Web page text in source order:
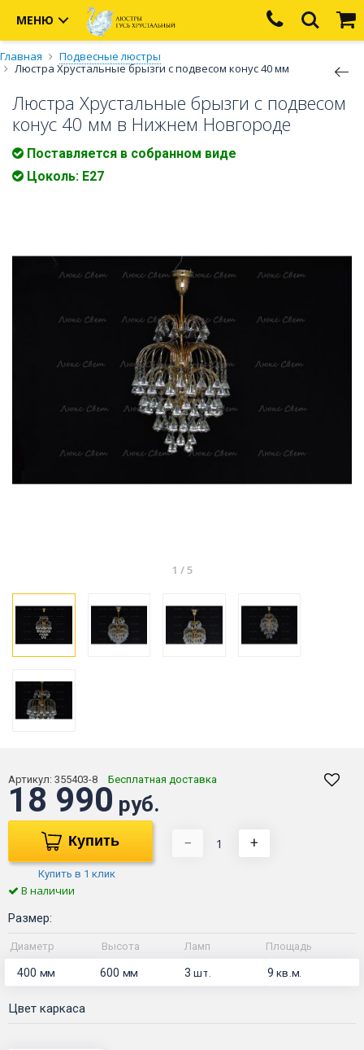
МЕНЮ
Главная
Подвесные люстры
Люстра Хрустальные брызги с подвесом конус 40 мм
Люстра Хрустальные брызги с подвесом
конус 40 мм в Нижнем Новгороде
Поставляется в собранном виде
Цоколь: Е27
1 /5
Артикул: 355403-8 Бесплатная доставка
18 990 руб.
Купить
Купить в 1 клик
− +
В наличии
Размер:
Диаметр Высота Ламп Площадь
400 мм 600 мм 3шт. 9кв.м.
Цвет каркаса